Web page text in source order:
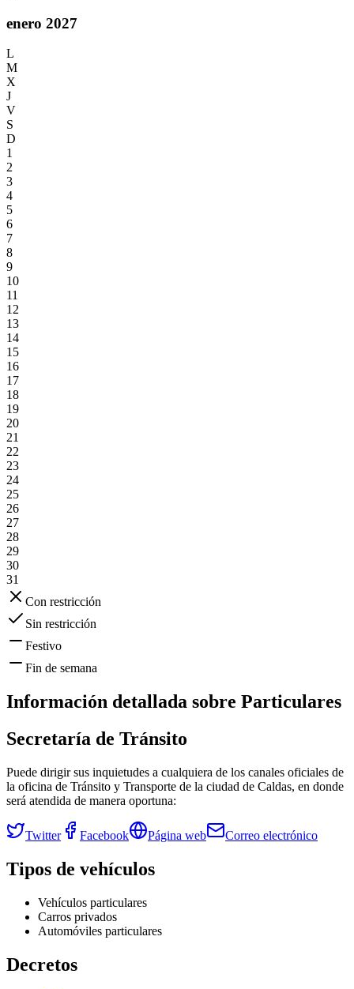
enero 2027
L
M
X
J
V
S
D
1
2
3
4
5
6
7
8
9
10
11
12
13
14
15
16
17
18
19
20
21
22
23
24
25
26
27
28
29
30
31
Con restricción
Sin restricción
Festivo
Fin de semana
Información detallada sobre Particulares
Secretaría de Tránsito
Puede dirigir sus inquietudes a cualquiera de los canales oficiales de
la oficina de Tránsito y Transporte de la ciudad de Caldas, en donde
será atendida de manera oportuna:
Twitter Facebook Página web Correo electrónico
Tipos de vehículos
Vehículos particulares
Carros privados
Automóviles particulares
Decretos